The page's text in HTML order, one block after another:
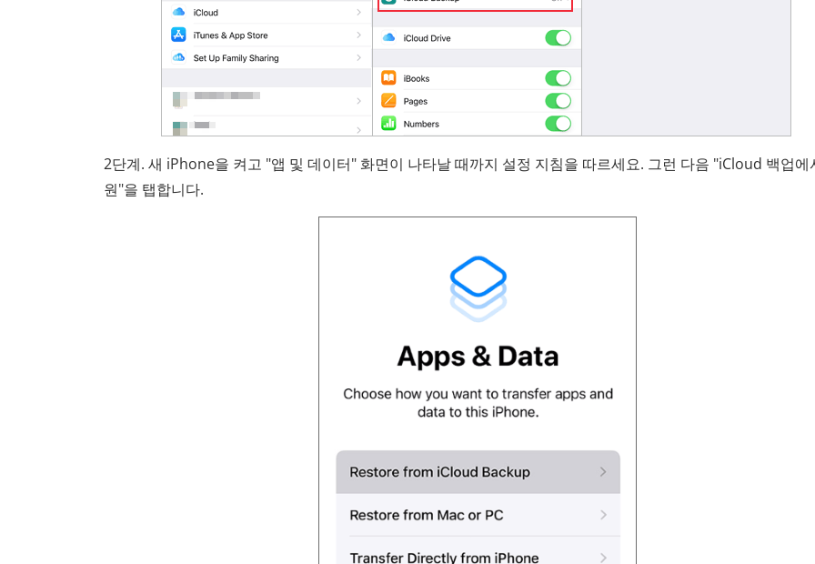
2단계. 새 iPhone을 켜고 "앱 및 데이터" 화면이 나타날 때까지 설정 지침을 따르세요. 그런 다음 "iCloud 백업에
원"을 탭합니다.